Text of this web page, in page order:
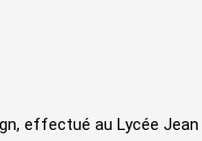
effectué au Lycée